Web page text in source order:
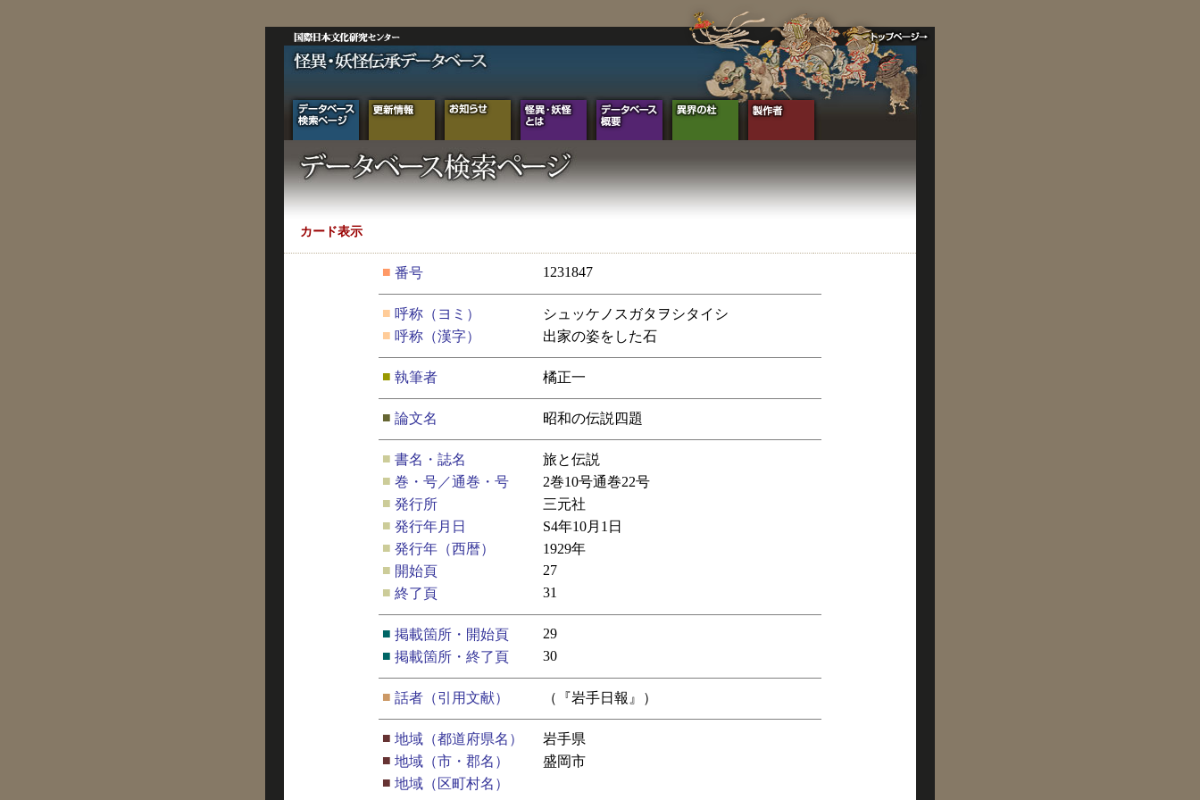
カード表示
■ 番号 1231847
■ 呼称（ヨミ）
シュッケノスガタヲシタイシ
■ 呼称（漢字） 出家の姿をした石
■ 執筆者 橘正一
■ 論文名 昭和の伝説四題
■ 書名・誌名
旅と伝説
■ 巻・号／通巻・号
2巻10号通巻22号
■ 発行所
三元社
■ 発行年月日
S4年10月1日
■ 発行年（西暦）
1929年
■ 開始頁
27
■ 終了頁 31
■ 掲載箇所・開始頁
29
■ 掲載箇所・終了頁 30
■ 話者（引用文献） （『岩手日報』）
■ 地域（都道府県名）
岩手県
■ 地域（市・郡名）
盛岡市
■ 地域（区町村名）